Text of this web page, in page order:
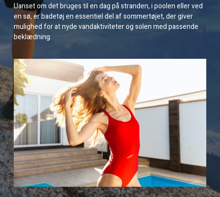
Uanset om det bruges til en dag på stranden, i poolen eller ved
en sø, er badetøj en essentiel del af sommertøjet, der giver
mulighed for at nyde vandaktiviteter og solen med passende
beklædning.